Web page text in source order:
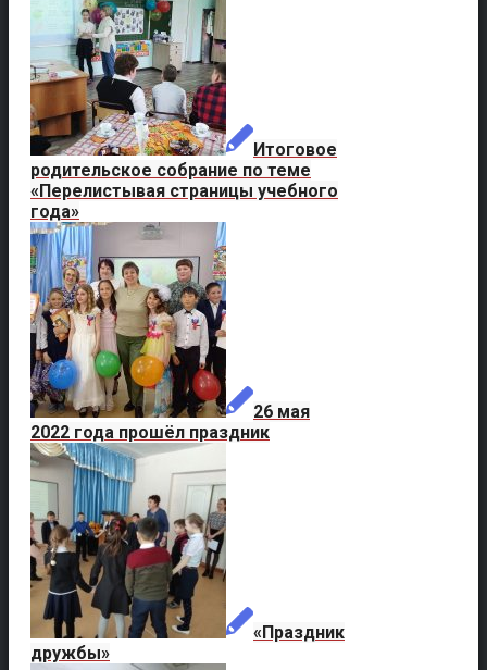
Итоговое
родительское собрание по теме
«Перелистывая страницы учебного
года»
26 мая
2022 года прошёл праздник
«Праздник
дружбы»